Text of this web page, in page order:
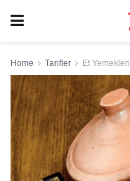
Home Tarifler Et Yemekleri